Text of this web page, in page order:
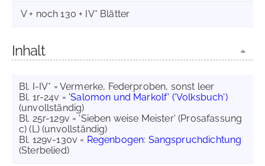
V + noch 130 + IV* Blätter
Inhalt
Bl. I-IV* = Vermerke, Federproben, sonst leer
Bl. 1r-24v = 'Salomon und Markolf' ('Volksbuch')
(unvollständig)
Bl. 25r-129v = 'Sieben weise Meister' (Prosafassung
c) (L) (unvollständig)
Bl. 129v-130v = Regenbogen: Sangspruchdichtung
(Sterbelied)